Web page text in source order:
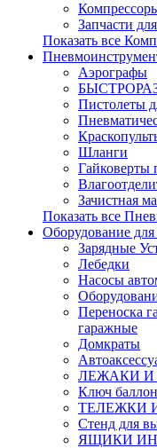
Запчасти
Показать все
Аэрографы
Пистолеты
Шланги
Гайковерты
Зачистная
Показать все
Оборудование
Зарядные
Лебедки
Насосы
Переноска
гаражные
Домкраты
ЛЕЖАКИ И
Ключ
ТЕЛЕЖКИ
Стенд для
ЯЩИКИ